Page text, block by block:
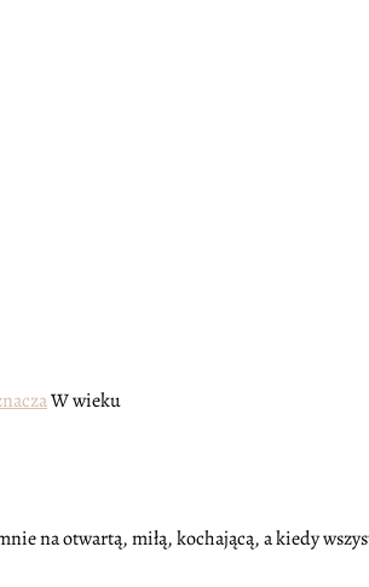
W wieku
na otwartą, miłą, kochającą, a kiedy